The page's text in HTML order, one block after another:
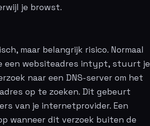
je browst.
maar belangrijk risico. Normaal
een websiteadres intypt, stuurt je
naar een DNS-server om het
op te zoeken. Dit gebeurt
van je internetprovider. Een
wanneer dit verzoek buiten de